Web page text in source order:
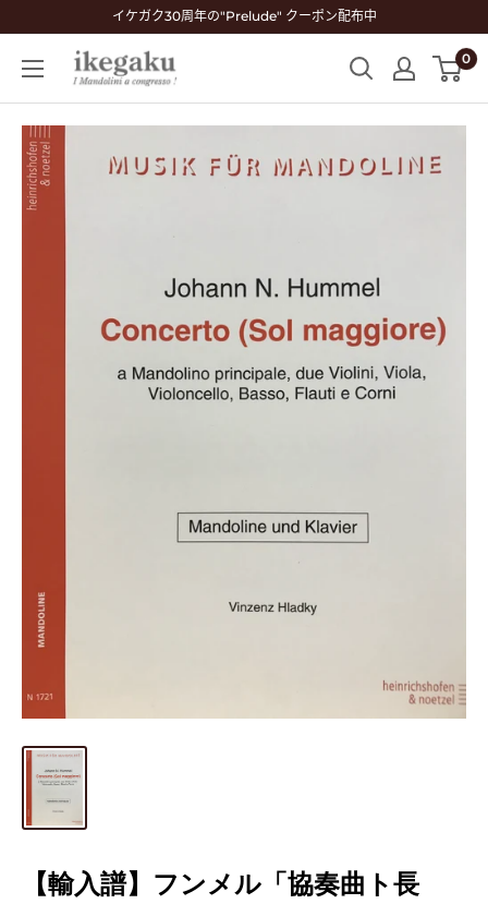
ン
イケガク30周年の"Prelude" クーポン配布中
Mandolin
&
ikegaku
0
【輸入譜】フンメル「協奏曲ト長